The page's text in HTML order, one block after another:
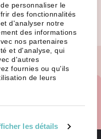
personnaliser le
des fonctionnalités
d'analyser notre
des informations
nos partenaires
et d'analyse, qui
d'autres
fournies ou qu'ils
de leurs
les détails